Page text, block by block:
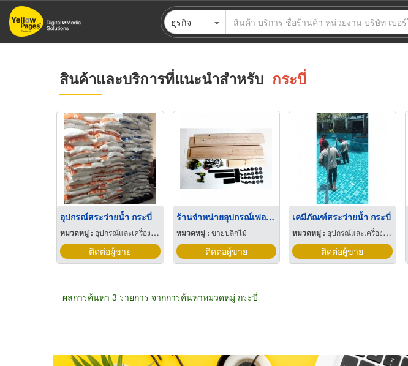
ข้าม
ไป
ธุรกิจ
สินค้าและบริการที่แนะนำสำหรับ กระบี่
อุปกรณ์สระว่ายน้ำ กระบี่
หมวดหมู่ : อุปกรณ์และเครื่องใช้สระว่ายน้ำ
ติดต่อผู้ขาย
ร้านจำหน่ายอุปกรณ์เฟอร์นิเจอร์ กระบี่
หมวดหมู่ : ขายปลีกไม้
ติดต่อผู้ขาย
เคมีภัณฑ์สระว่ายน้ำ กระบี่
หมวดหมู่ : อุปกรณ์และเครื่องใช้สระว่ายน้ำ
ติดต่อผู้ขาย
ผลการค้นหา 3 รายการ จากการค้นหาหมวดหมู่ กระบี่